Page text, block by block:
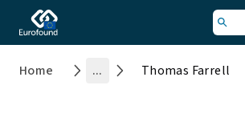
Home ... Thomas Farrell